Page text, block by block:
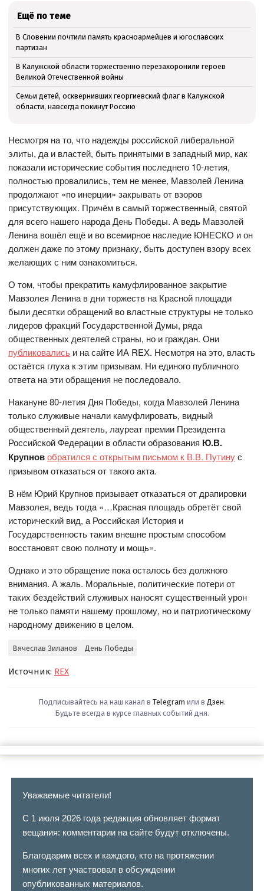
Ещё по теме
В Словении почтили память красноармейцев и югославских
партизан
В Калужской области торжественно перезахоронили героев
Великой Отечественной войны
Семьи детей, осквернивших георгиевский флаг в Калужской
области, навсегда покинут Россию
Несмотря на то, что надежды российской либеральной
элиты, да и властей, быть принятыми в западный мир, как
показали исторические события последнего 10-летия,
полностью провалились, тем не менее, Мавзолей Ленина
продолжают «по инерции» закрывать от взоров
присутствующих. Причём в самый торжественный, святой
для всего нашего народа День Победы. А ведь Мавзолей
Ленина вошёл ещё и во всемирное наследие ЮНЕСКО и он
должен даже по этому признаку, быть доступен взору всех
желающих с ним ознакомиться.
О том, чтобы прекратить камуфлированное закрытие
Мавзолея Ленина в дни торжеств на Красной площади
были десятки обращений во властные структуры не только
лидеров фракций Государственной Думы, ряда
общественных деятелей страны, но и граждан. Они
публиковались и на сайте ИА REX. Несмотря на это, власть
остаётся глуха к этим призывам. Ни единого публичного
ответа на эти обращения не последовало.
Накануне 80-летия Дня Победы, когда Мавзолей Ленина
только служивые начали камуфлировать, видный
общественный деятель, лауреат премии Президента
Российской Федерации в области образования Ю.В.
Крупновобратился с открытым письмом к В.В. Путинус
призывом отказаться от такого акта.
В нём Юрий Крупнов призывает отказаться от драпировки
Мавзолея, ведь тогда «…Красная площадь обретёт свой
исторический вид, а Российская История и
Государственность таким внешне простым способом
восстановят свою полноту и мощь».
Однако и это обращение пока осталось без должного
внимания. А жаль. Моральные, политические потери от
таких бездействий служивых наносят существенный урон
не только памяти нашему прошлому, но и патриотическому
народному движению в целом.
Вячеслав Зиланов День Победы
Источник: REX
Подписывайтесь на наш канал в Telegram или в Дзен.
Будьте всегда в курсе главных событий дня.
Уважаемые читатели!
С 1 июля 2026 года редакция обновляет формат
вещания: комментарии на сайте будут отключены.
Благодарим всех и каждого, кто на протяжении
многих лет участвовал в обсуждении
опубликованных материалов.